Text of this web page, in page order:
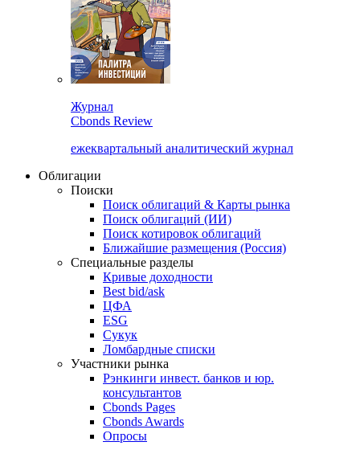
Журнал
Cbonds Review
ежеквартальный аналитический журнал
Облигации
Поиски
Поиск облигаций & Карты рынка
Поиск облигаций (ИИ)
Поиск котировок облигаций
Ближайшие размещения (Россия)
Специальные разделы
Кривые доходности
Best bid/ask
ЦФА
ESG
Сукук
Ломбардные списки
Участники рынка
Рэнкинги инвест. банков и юр.
консультантов
Cbonds Pages
Cbonds Awards
Опросы